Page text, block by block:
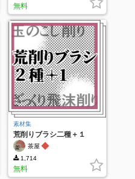
無料
素材集
荒削りブラシ二種＋１
茶屋 ◆
1,714
無料